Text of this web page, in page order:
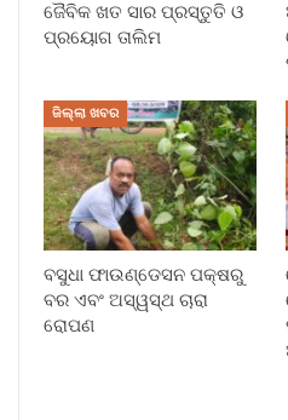
ଜୈବିକ ଖତ ସାର ପ୍ରସ୍ତୁତି ଓ
ପ୍ରୟୋଗ ତାଲିମ
ଜିଲ୍ଲା ଖବର
ବସୁଧା ଫାଉଣ୍ଡେସନ ପକ୍ଷରୁ
ବର ଏବଂ ଅସ୍ୱସ୍ଥ ଚାରା
ରୋପଣ